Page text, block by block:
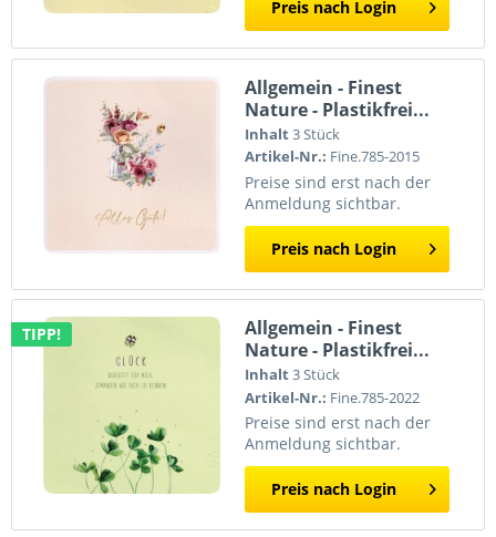
Preis nach Login
Allgemein - Finest
Nature - Plastikfrei...
Inhalt3 Stück
Artikel-Nr.: Fine.785-2015
Preise sind erst nach der
Anmeldung sichtbar.
Preis nach Login
TIPP!
Allgemein - Finest
Nature - Plastikfrei...
Inhalt3 Stück
Artikel-Nr.: Fine.785-2022
Preise sind erst nach der
Anmeldung sichtbar.
Preis nach Login